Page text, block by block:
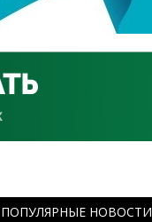
ПОПУЛЯРНЫЕ НОВОСТИ